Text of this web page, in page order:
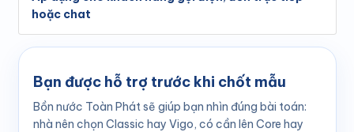
hoặc chat
Bạn được hỗ trợ trước khi chốt mẫu
Bồn nước Toàn Phát sẽ giúp bạn nhìn đúng bài toán:
nhà nên chọn Classic hay Vigo, có cần lên Core hay